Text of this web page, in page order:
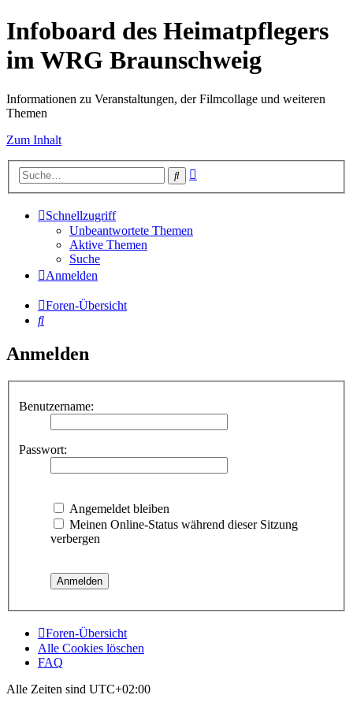
Infoboard des Heimatpflegers
im WRG Braunschweig
Informationen zu Veranstaltungen, der Filmcollage und weiteren
Themen
Zum Inhalt
Suche
Schnellzugriff
Unbeantwortete Themen
Aktive Themen
Suche
Anmelden
Foren-Übersicht
Suche
Anmelden
Benutzername:
Passwort:
Angemeldet bleiben
Meinen Online-Status während dieser Sitzung
verbergen
Foren-Übersicht
Alle Cookies löschen
FAQ
Alle Zeiten sind UTC+02:00